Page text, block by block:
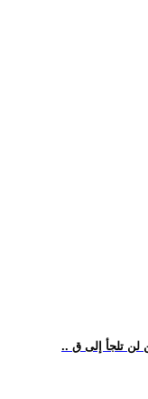
لن تلجأ إلى ق